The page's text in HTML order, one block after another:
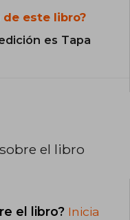
de este libro?
es Tapa
el libro
el libro? Inicia